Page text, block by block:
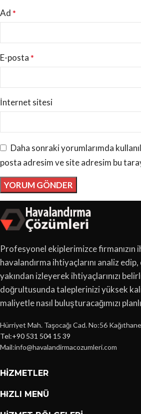
Ad *
E-posta *
İnternet sitesi
Daha sonraki yorumlarımda
posta adresim ve site adresim bu
Profesyonel ekiplerimizce firmanızın
havalandırma ihtiyaçlarını analiz edip,
yakından izleyerek ihtiyaçlarınızı
doğrultusunda taleplerinizi yüksek
maliyetle nasıl buluşturacağımızı
Hürriyet Mah. Taşocağı Cad. No:56
Tel:+90 531 504 15 39
Mail:info@havalandirmacozumleri.com
HIZMETLER
HIZLI MENÜ